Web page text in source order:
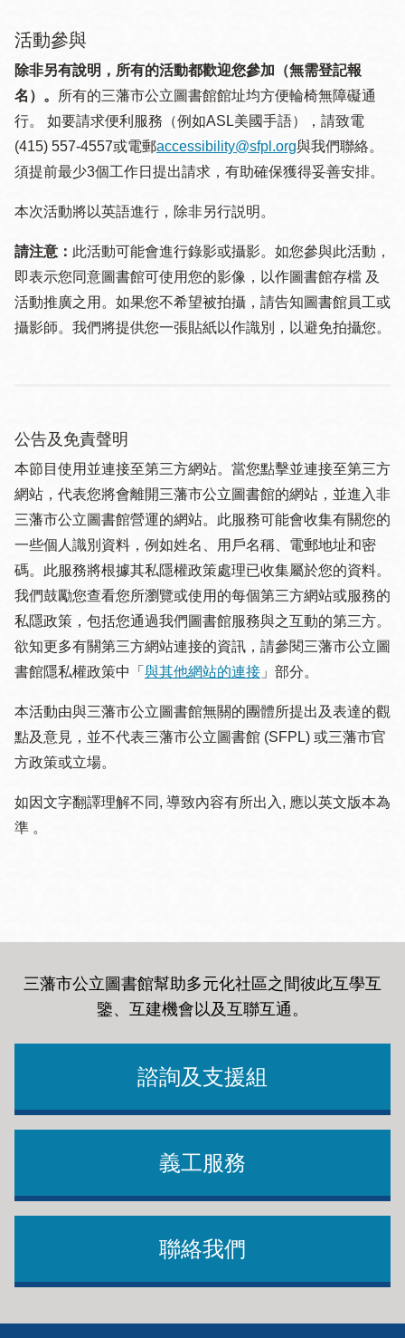
活動參與
除非另有說明，所有的活動都歡迎您參加（無需登記報
名）。
所有的三藩市公立圖書館館址均方便輪椅無障礙通
行。 如要請求便利服務（例如ASL美國手語），請致電
(415) 557-4557或電郵accessibility@sfpl.org與我們聯絡。
須提 前最少3個工作日提出請求，有助確保獲得妥善安排。
本次活動將以英語進行，除非另行説明。
請注意： 此活動可能會進行錄影或攝影。如您參與此活動，
即表示您同意圖書館可使用您的影像，以作圖書館存檔 及
活動推廣之用。如果您不希望被拍攝，請告知圖書館員工或
攝影師。我們將提供您一張貼紙以作識別，以避免拍攝您。
公告及免責聲明
本節目使用並連接至第三方網站。當您點擊並連接至第三方
網站，代表您將會離開三藩市公立圖書館的網站，並進入非
三藩市公立圖書館營運的網站。此服務可能會收集有關您的
一些個人識別資料，例如姓名、用戶名稱、電郵地址和密
碼。此服務將根據其私隱權政策處理已收集屬於您的資料。
我們鼓勵您查看您所瀏覽或使用的每個第三方網站或服務的
私隱政策，包括您通過我們圖書館服務與之互動的第三方。
欲知更多有關第三方網站連接的資訊，請參閱三藩市公立圖
書館隱私權政策中「 與其他網站的連接 」部分。
本活動由與三藩市公立圖書館無關的團體所提出及表達的觀
點及意見，並不代表三藩市公立圖書館 (SFPL) 或三藩市官
方政策或立場。
如因文字翻譯理解不同, 導致內容有所出入, 應以英文版本為
準 。
三藩市公立圖書館幫助多元化社區之間彼此互學互
鑒、互建機會以及互聯互通。
諮詢及支援組
義工服務
聯絡我們